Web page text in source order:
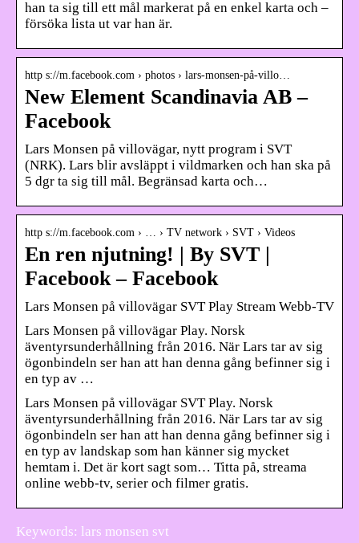
han ta sig till ett mål markerat på en enkel karta och –
försöka lista ut var han är.
http s://m.facebook.com › photos › lars-monsen-på-villo…
New Element Scandinavia AB –
Facebook
Lars Monsen på villovägar, nytt program i SVT
(NRK). Lars blir avsläppt i vildmarken och han ska på
5 dgr ta sig till mål. Begränsad karta och…
http s://m.facebook.com › … › TV network › SVT › Videos
En ren njutning! | By SVT |
Facebook – Facebook
Lars Monsen på villovägar SVT Play Stream Webb-TV
Lars Monsen på villovägar Play. Norsk
äventyrsunderhållning från 2016. När Lars tar av sig
ögonbindeln ser han att han denna gång befinner sig i
en typ av …
Lars Monsen på villovägar SVT Play. Norsk
äventyrsunderhållning från 2016. När Lars tar av sig
ögonbindeln ser han att han denna gång befinner sig i
en typ av landskap som han känner sig mycket
hemtam i. Det är kort sagt som… Titta på, streama
online webb-tv, serier och filmer gratis.
Keywords: lars monsen svt